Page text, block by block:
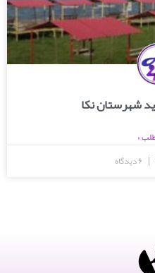
شهرستان نکا
»